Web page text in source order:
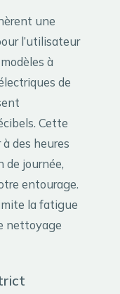
une
l’utilisateur
à
de
Cette
des heures
de journée,
entourage.
la fatigue
nettoyage